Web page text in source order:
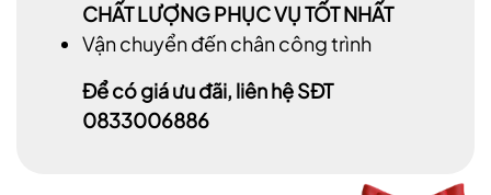
CHẤT LƯỢNG PHỤC VỤ TỐT NHẤT
Vận chuyển đến chân công trình
Để có giá ưu đãi, liên hệ SĐT
0833006886